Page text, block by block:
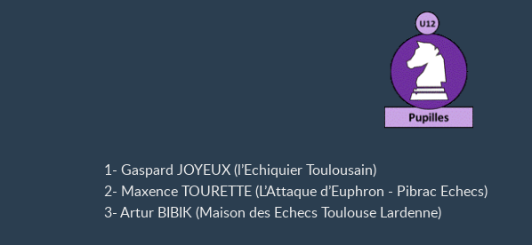
1- Gaspard JOYEUX (l’Echiquier Toulousain)
2- Maxence TOURETTE (L’Attaque d’Euphron - Pibrac Echecs)
3- Artur BIBIK (Maison des Echecs Toulouse Lardenne)